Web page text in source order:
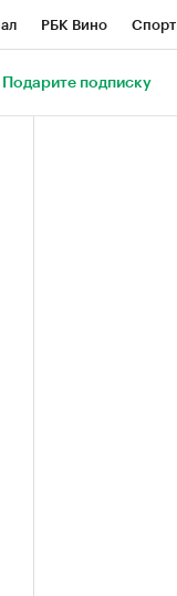
РБК Вино Спорт
Подарите подписку